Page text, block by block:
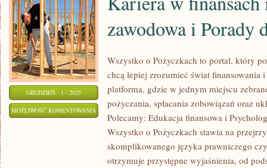
GRUDZIEŃ - 1 - 2025
MOŻLIWOŚĆ KOMENTOWANIA KARIERA
FINANSACH
zawodowa i Porady
Wszystko o Pożyczkach to portal, który
chcą lepiej zrozumieć świat finansowania
platforma, gdzie w jednym miejscu
pożyczania, spłacania zobowiązań oraz
Polecamy: Edukacja finansowa i
Wszystko o Pożyczkach stawia na
skomplikowanego języka prawniczego
otrzymuje przystępne wyjaśnienia, od